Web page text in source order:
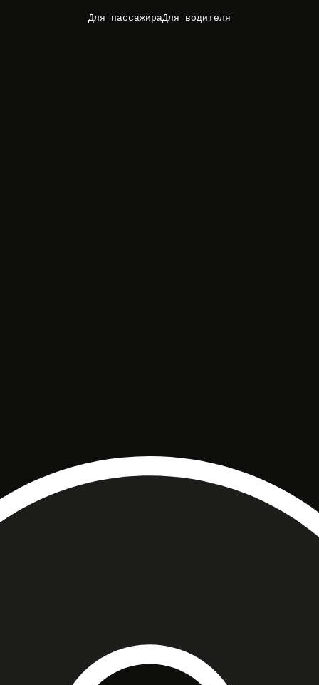
Для пассажираДля водителя